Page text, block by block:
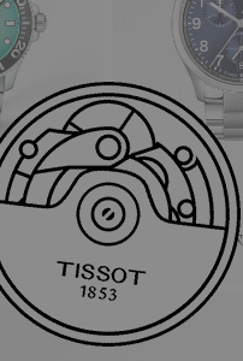
Tissot Chrono L
42 mm • 石英款